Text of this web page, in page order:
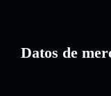
Datos de